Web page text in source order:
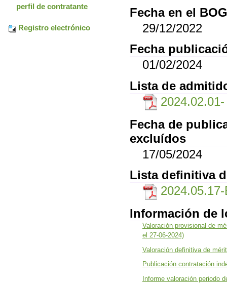
perfil de contratante
Registro electrónico
Fecha en el BOG
29/12/2022
Fecha
01/02/2024
Lista de
Fecha de
excluídos
17/05/2024
Lista definitiva
Información de
Valoración provisional de
el 27-06-2024)
Valoración definitiva de
Publicación contratación
Informe valoración periodo